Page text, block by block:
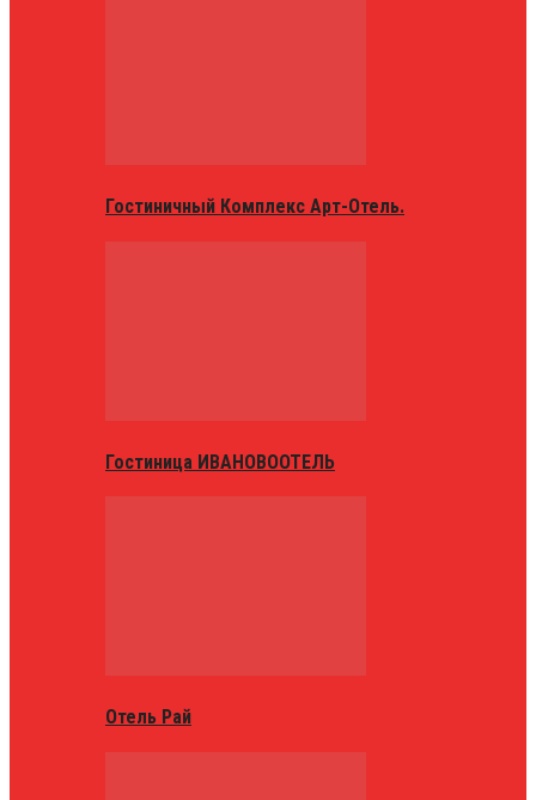
Гостиничный Комплекс Арт-Отель.
Гостиница ИВАНОВООТЕЛЬ
Отель Рай